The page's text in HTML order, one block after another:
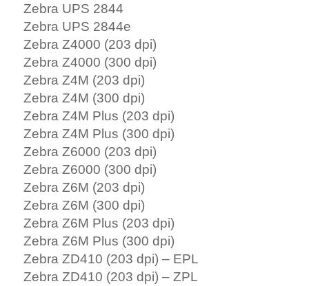
Zebra UPS 2844
Zebra UPS 2844e
Zebra Z4000 (203 dpi)
Zebra Z4000 (300 dpi)
Zebra Z4M (203 dpi)
Zebra Z4M (300 dpi)
Zebra Z4M Plus (203 dpi)
Zebra Z4M Plus (300 dpi)
Zebra Z6000 (203 dpi)
Zebra Z6000 (300 dpi)
Zebra Z6M (203 dpi)
Zebra Z6M (300 dpi)
Zebra Z6M Plus (203 dpi)
Zebra Z6M Plus (300 dpi)
Zebra ZD410 (203 dpi) – EPL
Zebra ZD410 (203 dpi) – ZPL